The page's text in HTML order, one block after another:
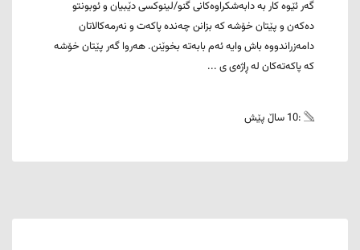
گەر ئێوە کار بە دابەشکراوەکانی گنو/لینوکسی دێبیان و ئوبونتو
دەکەن و پێتان خۆشە کە بزانن چەندە پاکەت و نەرمەکالاتان
دامەزراندووە باش وایە ئەم بابەتە بخوێنن. هەروا گەر پێتان خۆشە
کە پاکەتەکان لە ڕاژەی ی ...
:10 ساڵ پێش